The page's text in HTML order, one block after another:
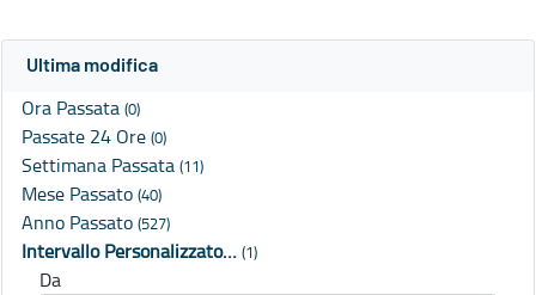
Ultima modifica
Ora Passata (0)
Passate 24 Ore (0)
Settimana Passata (11)
Mese Passato (40)
Anno Passato (527)
Intervallo Personalizzato… (1)
Da